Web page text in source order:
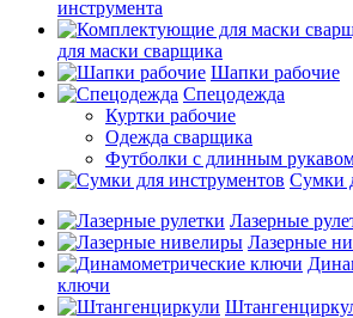
инструмента
для маски сварщика
Шапки рабочие
Спецодежда
Куртки рабочие
Одежда сварщика
Футболки с длинным
Сумки
Лазерные
Лазерные
ключи